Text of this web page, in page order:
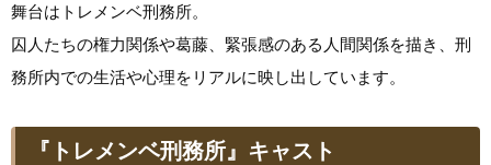
舞台はトレメンベ刑務所。
囚人たちの権力関係や葛藤、緊張感のある人間関係を描き、刑
務所内での生活や心理をリアルに映し出しています。
『トレメンベ刑務所』キャスト